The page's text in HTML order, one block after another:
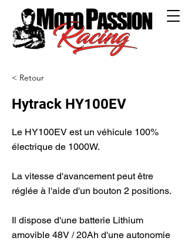
< Retour
Hytrack HY100EV
Le HY100EV est un véhicule 100%
électrique de 1000W.
La vitesse d'avancement peut être
réglée à l'aide d'un bouton 2 positions.
Il dispose d'une batterie Lithium
amovible 48V / 20Ah d'une autonomie